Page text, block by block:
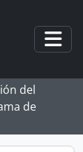
del
de